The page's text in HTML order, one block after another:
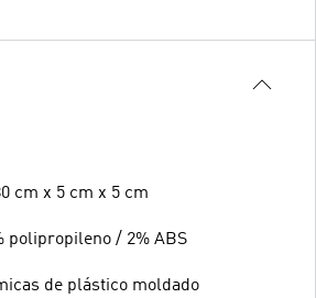
cm x 5 cm x 5 cm
polipropileno / 2% ABS
de plástico moldado